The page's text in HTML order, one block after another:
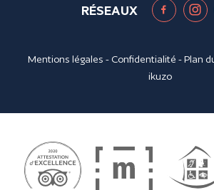
RÉSEAUX
Mentions légales - Confidentialité -Plan
ikuzo